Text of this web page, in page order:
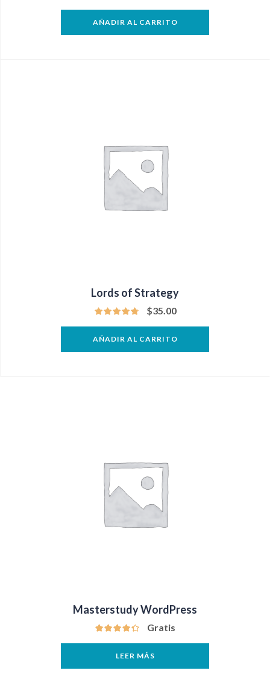
AÑADIR AL CARRITO
Lords of Strategy
$35.00
AÑADIR AL CARRITO
Masterstudy WordPress
Gratis
LEER MÁS